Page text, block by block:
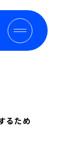
るため